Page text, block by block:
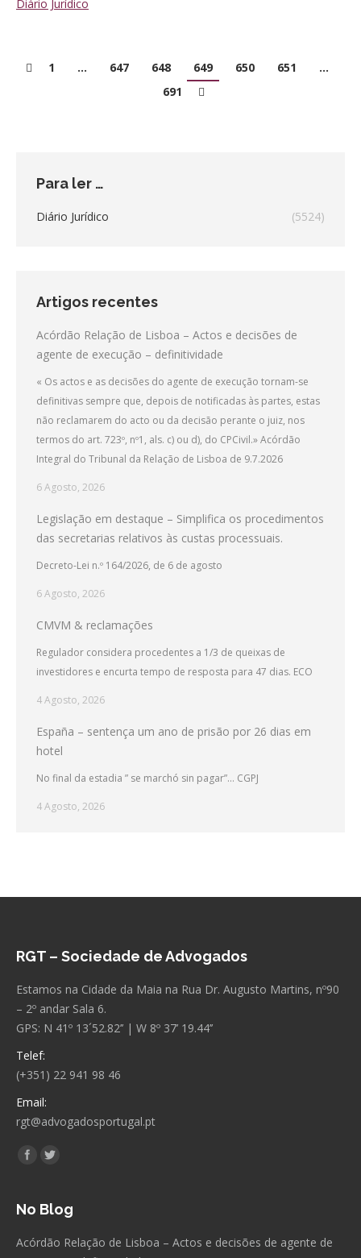
Diário Jurídico
1 … 647 648 649 650 651
…
691
Para ler …
Diário Jurídico (5524)
Artigos recentes
Acórdão Relação de Lisboa – Actos e decisões de
agente de execução – definitividade
« Os actos e as decisões do agente de execução tornam-se
definitivas sempre que, depois de notificadas às partes, estas
não reclamarem do acto ou da decisão perante o juiz, nos
termos do art. 723º, nº1, als. c) ou d), do CPCivil.» Acórdão
Integral do Tribunal da Relação de Lisboa de 9.7.2026
6 Agosto, 2026
Legislação em destaque – Simplifica os procedimentos
das secretarias relativos às custas processuais.
Decreto-Lei n.º 164/2026, de 6 de agosto
6 Agosto, 2026
CMVM & reclamações
Regulador considera procedentes a 1/3 de queixas de
investidores e encurta tempo de resposta para 47 dias. ECO
4 Agosto, 2026
España – sentença um ano de prisão por 26 dias em
hotel
No final da estadia ” se marchó sin pagar”… CGPJ
4 Agosto, 2026
RGT – Sociedade de Advogados
Estamos na Cidade da Maia na Rua Dr. Augusto Martins, nº90
– 2º andar Sala 6.
GPS: N 41º 13´52.82’’ | W 8º 37’ 19.44’’
Telef:
(+351) 22 941 98 46
Email:
rgt@advogadosportugal.pt
Encontre-nos em:
Facebook
Twitter
No Blog
Acórdão Relação de Lisboa – Actos e decisões de agente de